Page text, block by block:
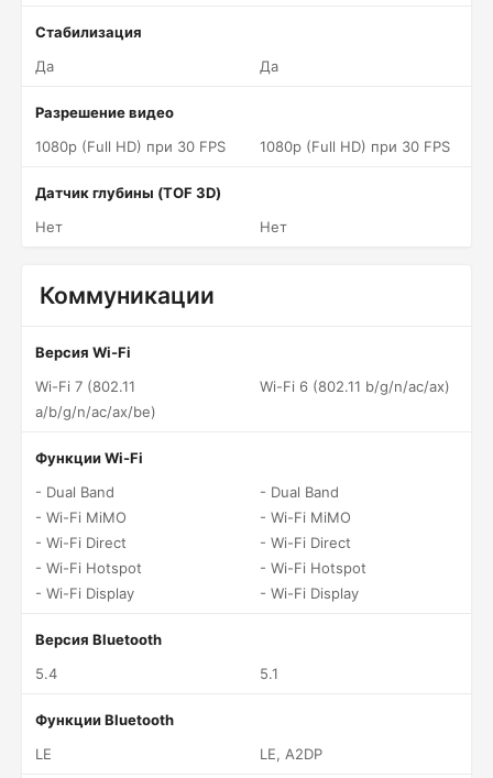
Стабилизация
Да
Да
Разрешение видео
1080p (Full HD) при 30 FPS
1080p (Full HD) при 30 FPS
Датчик глубины (TOF 3D)
Нет
Нет
Коммуникации
Версия Wi-Fi
Wi-Fi 7 (802.11
a/b/g/n/ac/ax/be)
Wi-Fi 6 (802.11 b/g/n/ac/ax)
Функции Wi-Fi
- Dual Band
- Wi-Fi MiMO
- Wi-Fi Direct
- Wi-Fi Hotspot
- Wi-Fi Display
- Dual Band
- Wi-Fi MiMO
- Wi-Fi Direct
- Wi-Fi Hotspot
- Wi-Fi Display
Версия Bluetooth
5.4
5.1
Функции Bluetooth
LE
LE, A2DP